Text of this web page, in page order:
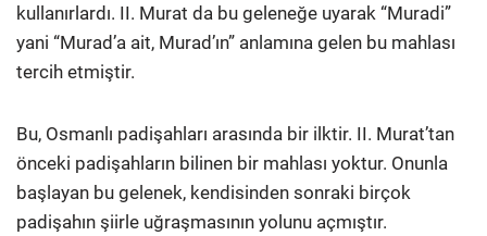
kullanırlardı. II. Murat da bu geleneğe uyarak “Muradi”
yani “Murad’a ait, Murad’ın” anlamına gelen bu mahlası
tercih etmiştir.
Bu, Osmanlı padişahları arasında bir ilktir. II. Murat’tan
önceki padişahların bilinen bir mahlası yoktur. Onunla
başlayan bu gelenek, kendisinden sonraki birçok
padişahın şiirle uğraşmasının yolunu açmıştır.